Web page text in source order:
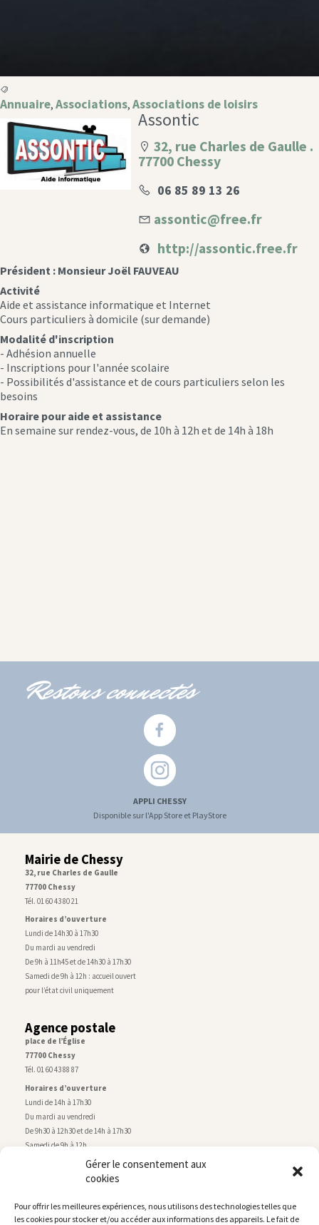
Gérer le consentement aux
cookies
Pour offrir les meilleures expériences, nous utilisons des technologies telles que
les cookies pour stocker et/ou accéder aux informations des appareils. Le fait de
Annuaire, Associations, Associations de loisirs
Assontic
32, rue Charles de Gaulle .
77700 Chessy
06 85 89 13 26
assontic@free.fr
http://assontic.free.fr
Président : Monsieur Joël FAUVEAU
Activité
Aide et assistance informatique et Internet
Cours particuliers à domicile (sur demande)
Modalité d'inscription
- Adhésion annuelle
- Inscriptions pour l'année scolaire
- Possibilités d'assistance et de cours particuliers selon les
besoins
Horaire pour aide et assistance
En semaine sur rendez-vous, de 10h à 12h et de 14h à 18h
Restons connectés
APPLI CHESSY
Disponible sur l'App Store et PlayStore
Mairie de Chessy
32, rue Charles de Gaulle
77700 Chessy
Tél. 01 60 43 80 21
Horaires d’ouverture
Lundi de 14h30 à 17h30
Du mardi au vendredi
De 9h à 11h45 et de 14h30 à 17h30
Samedi de 9h à 12h : accueil ouvert
pour l’état civil uniquement
Agence postale
place de l’Église
77700 Chessy
Tél. 01 60 43 88 87
Horaires d’ouverture
Lundi de 14h à 17h30
Du mardi au vendredi
De 9h30 à 12h30 et de 14h à 17h30
Samedi de 9h à 12h
Service technique
rue de Montry–77700 Chessy